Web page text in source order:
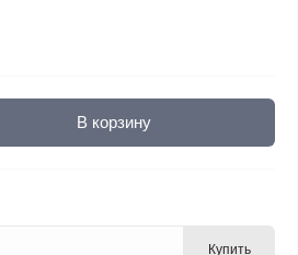
В корзину
Купить